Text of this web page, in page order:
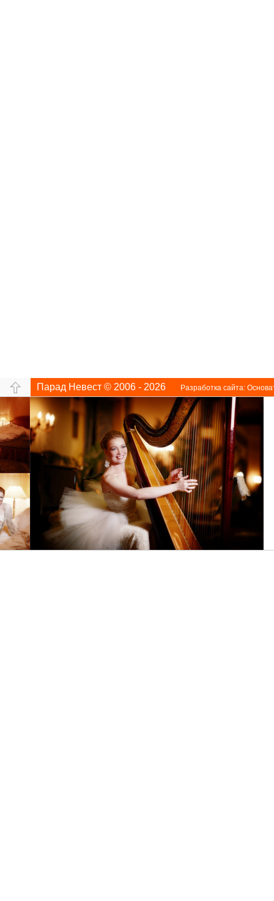
Парад Невест © 2006 - 2026 Разработка сайта: